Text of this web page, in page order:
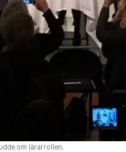
om lärarrollen.